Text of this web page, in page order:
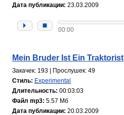
Дата публикации: 23.03.2009
00:00
Mein Bruder Ist Ein Traktorist
Закачек: 193 | Прослушек: 49
Стиль: Experimental
Длительность: 00:03:03
Файл mp3: 5.57 Мб
Дата публикации: 20.03.2009